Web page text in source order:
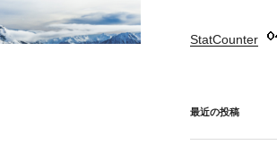
StatCounter:
最近の投稿